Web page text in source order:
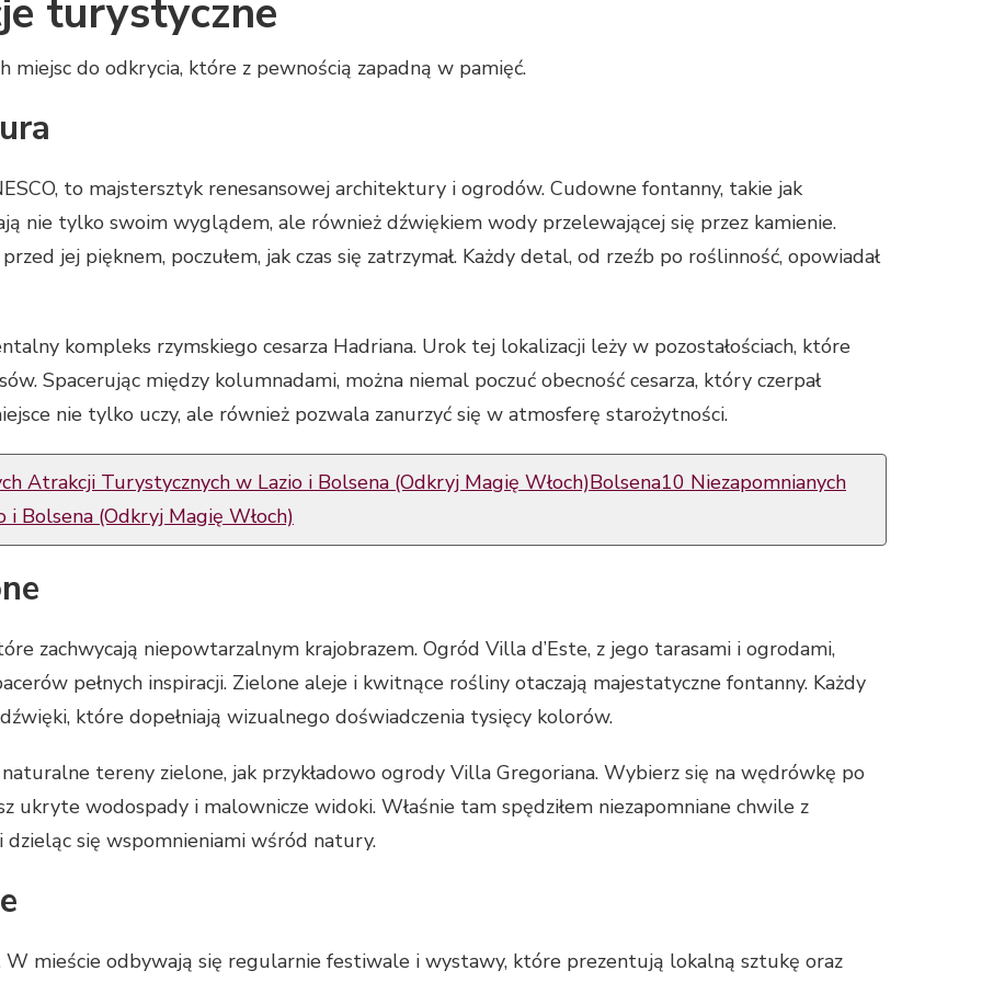
turystyczne
do odkrycia, które z pewnością zapadną w pamięć.
to majstersztyk renesansowej architektury i ogrodów. Cudowne fontanny, takie jak
nie tylko swoim wyglądem, ale również dźwiękiem wody przelewającej się przez kamienie.
jej pięknem, poczułem, jak czas się zatrzymał. Każdy detal, od rzeźb po roślinność, opowiadał
kompleks rzymskiego cesarza Hadriana. Urok tej lokalizacji leży w pozostałościach, które
Spacerując między kolumnadami, można niemal poczuć obecność cesarza, który czerpał
nie tylko uczy, ale również pozwala zanurzyć się w atmosferę starożytności.
Atrakcji Turystycznych w Lazio i Bolsena (Odkryj Magię Włoch)Bolsena10 Niezapomnianych
Bolsena (Odkryj Magię Włoch)
zachwycają niepowtarzalnym krajobrazem. Ogród Villa d’Este, z jego tarasami i ogrodami,
pełnych inspiracji. Zielone aleje i kwitnące rośliny otaczają majestatyczne fontanny. Każdy
które dopełniają wizualnego doświadczenia tysięcy kolorów.
tereny zielone, jak przykładowo ogrody Villa Gregoriana. Wybierz się na wędrówkę po
ukryte wodospady i malownicze widoki. Właśnie tam spędziłem niezapomniane chwile z
dzieląc się wspomnieniami wśród natury.
mieście odbywają się regularnie festiwale i wystawy, które prezentują lokalną sztukę oraz